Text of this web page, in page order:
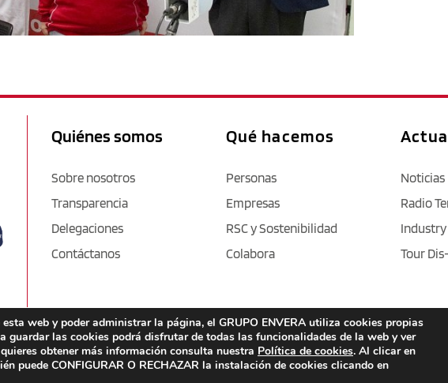
Quiénes somos
Sobre nosotros
Transparencia
Delegaciones
Contáctanos
Qué hacemos
Personas
Empresas
RSC y Sostenibilidad
Colabora
Noticias
Radio
Industry
Tour
Aviso legal / Política de privacidad / Cookies /
web y poder administrar la página, el GRUPO ENVERA utiliza cookies propias
guardar las cookies podrá disfrutar de todas las funcionalidades de la web y ver
obtener más información consulta nuestra Política de cookies. Al clicar en
puede CONFIGURAR O RECHAZAR la instalación de cookies clicando en